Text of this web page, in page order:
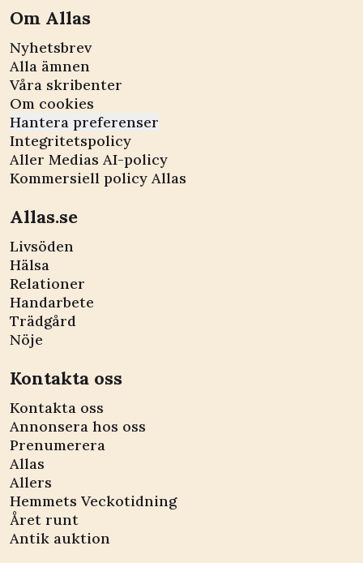
Om Allas
Nyhetsbrev
Alla ämnen
Våra skribenter
Om cookies
Hantera preferenser
Integritetspolicy
Aller Medias AI-policy
Kommersiell policy Allas
Allas.se
Livsöden
Hälsa
Relationer
Handarbete
Trädgård
Nöje
Kontakta oss
Kontakta oss
Annonsera hos oss
Prenumerera
Allas
Allers
Hemmets Veckotidning
Året runt
Antik auktion